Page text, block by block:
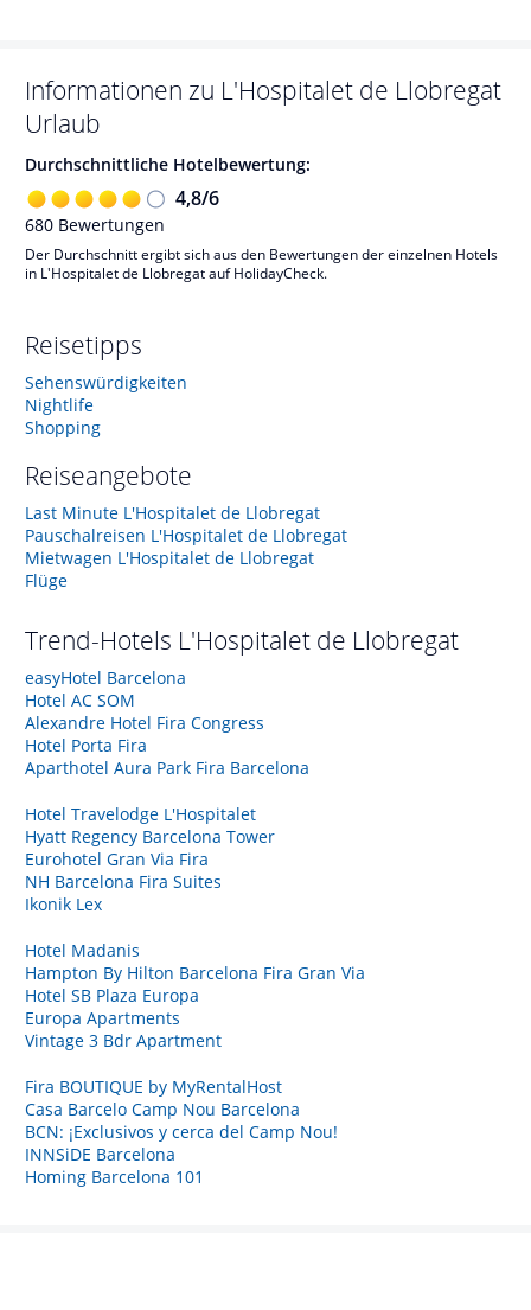
Informationen zu L'Hospitalet de Llobregat
Urlaub
Durchschnittliche Hotelbewertung:
4,8/6
680 Bewertungen
Der Durchschnitt ergibt sich aus den Bewertungen der einzelnen Hotels
in L'Hospitalet de Llobregat auf HolidayCheck.
Reisetipps
Sehenswürdigkeiten
Nightlife
Shopping
Reiseangebote
Last Minute L'Hospitalet de Llobregat
Pauschalreisen L'Hospitalet de Llobregat
Mietwagen L'Hospitalet de Llobregat
Flüge
Trend-Hotels L'Hospitalet de Llobregat
easyHotel Barcelona
Hotel AC SOM
Alexandre Hotel Fira Congress
Hotel Porta Fira
Aparthotel Aura Park Fira Barcelona
Hotel Travelodge L'Hospitalet
Hyatt Regency Barcelona Tower
Eurohotel Gran Via Fira
NH Barcelona Fira Suites
Ikonik Lex
Hotel Madanis
Hampton By Hilton Barcelona Fira Gran Via
Hotel SB Plaza Europa
Europa Apartments
Vintage 3 Bdr Apartment
Fira BOUTIQUE by MyRentalHost
Casa Barcelo Camp Nou Barcelona
BCN: ¡Exclusivos y cerca del Camp Nou!
INNSiDE Barcelona
Homing Barcelona 101